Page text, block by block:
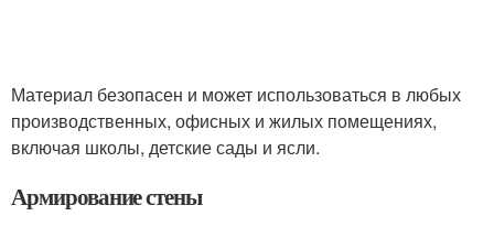
Материал безопасен и может использоваться в любых
производственных, офисных и жилых помещениях,
включая школы, детские сады и ясли.
Армирование стены